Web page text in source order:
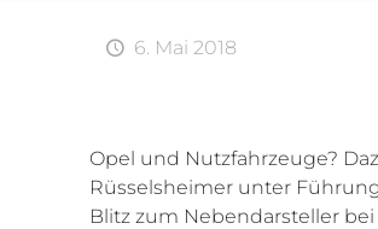
6. Mai 2018
Opel und Nutzfahrzeuge?
Rüsselsheimer unter
Blitz zum Nebendarsteller